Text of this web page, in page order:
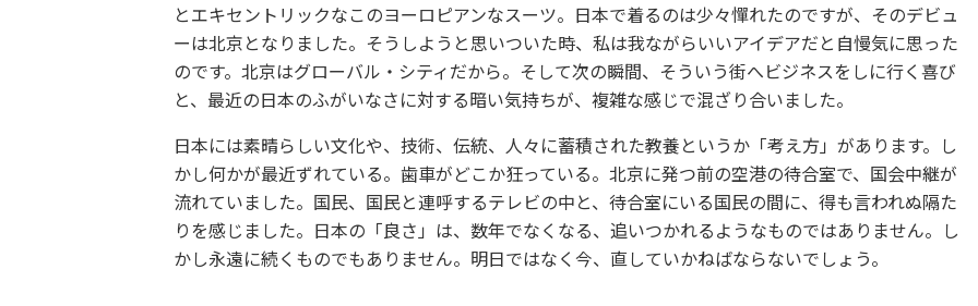
とエキセントリックなこのヨーロピアンなスーツ。日本で着るのは少々憚れたのですが、そのデビュ
ーは北京となりました。そうしようと思いついた時、私は我ながらいいアイデアだと自慢気に思った
のです。北京はグローバル・シティだから。そして次の瞬間、そういう街へビジネスをしに行く喜び
と、最近の日本のふがいなさに対する暗い気持ちが、複雑な感じで混ざり合いました。
日本には素晴らしい文化や、技術、伝統、人々に蓄積された教養というか「考え方」があります。し
かし何かが最近ずれている。歯車がどこか狂っている。北京に発つ前の空港の待合室で、国会中継が
流れていました。国民、国民と連呼するテレビの中と、待合室にいる国民の間に、得も言われぬ隔た
りを感じました。日本の「良さ」は、数年でなくなる、追いつかれるようなものではありません。し
かし永遠に続くものでもありません。明日ではなく今、直していかねばならないでしょう。